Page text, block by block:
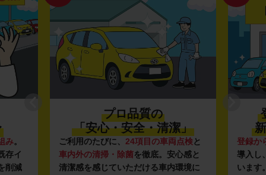
み。
存イ
削減
プロ品質の
「安心・安全・清潔」
ご利用のたびに、 24項目の車両点検と
車内外の清掃・除菌を徹底。安心感と
清潔感を感じていただける車内環境に
登録か
導入し
います